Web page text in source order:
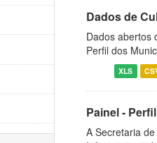
Dados de
Dados abertos
Perfil dos
XLS
Painel -
A Secretaria